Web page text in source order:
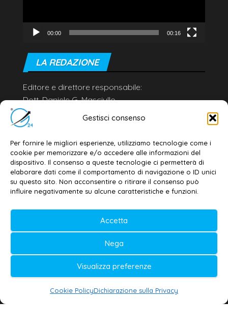
Gestisci consenso
Per fornire le migliori esperienze, utilizziamo tecnologie come i
cookie per memorizzare e/o accedere alle informazioni del
dispositivo. Il consenso a queste tecnologie ci permetterà di
elaborare dati come il comportamento di navigazione o ID unici
su questo sito. Non acconsentire o ritirare il consenso può
influire negativamente su alcune caratteristiche e funzioni.
Accetta
Nega
Visualizza preferenze
Cookie PolicyDichiarazione sulla Privacy
00:00 00:16
LA REDAZIONE
Editore e direttore responsabile:
Dott. Daniele G. Masciullo
Email:
redazione@galatina24.it
Privacy policy–Cookie policy
© 2020-2026 | Galatina24 ®
Testata iscritta al n. 11/2020 Registro della
Stampa Tribunale di Lecce
Editore e direttore responsabile:
Daniele G. Masciullo
Galatina24 è marchio registrato dal Ministero
delle Imprese